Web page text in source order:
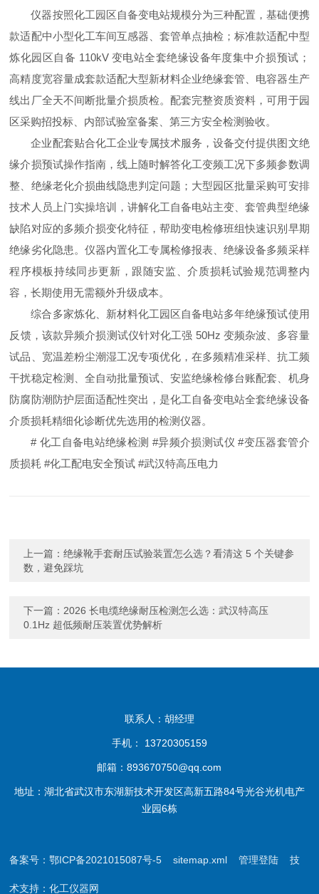
仪器按照化工园区自备变电站规模分为三种配置，基础便携
款适配中小型化工车间互感器、套管单点抽检；标准款适配中型
炼化园区自备 110kV 变电站全套绝缘设备年度集中介损预试；
高精度宽容量成套款适配大型新材料企业绝缘套管、电容器生产
线出厂全天不间断批量介损质检。配套完整资质资料，可用于园
区采购招投标、内部试验室备案、第三方安全检测验收。
企业配套贴合化工企业专属技术服务，设备交付提供图文绝
缘介损预试操作指南，线上随时解答化工变频工况下多频参数调
整、绝缘老化介损曲线隐患判定问题；大型园区批量采购可安排
技术人员上门实操培训，讲解化工自备电站主变、套管典型绝缘
缺陷对应的多频介损变化特征，帮助变电检修班组快速识别早期
绝缘劣化隐患。仪器内置化工专属检修报表、绝缘设备多频采样
程序模板持续同步更新，跟随安监、介质损耗试验规范调整内
容，长期使用无需额外升级成本。
综合多家炼化、新材料化工园区自备电站多年绝缘预试使用
反馈，该款异频介损测试仪针对化工强 50Hz 变频杂波、多容量
试品、宽温差粉尘潮湿工况专项优化，在多频精准采样、抗工频
干扰稳定检测、全自动批量预试、安监绝缘检修台账配套、机身
防腐防潮防护层面适配性突出，是化工自备变电站全套绝缘设备
介质损耗精细化诊断优先选用的检测仪器。
# 化工自备电站绝缘检测 #异频介损测试仪 #变压器套管介
质损耗 #化工配电安全预试 #武汉特高压电力
上一篇：绝缘靴手套耐压试验装置怎么选？看清这 5 个关键参
数，避免踩坑
下一篇： 2026 长电缆绝缘耐压检测怎么选：武汉特高压
0.1Hz 超低频耐压装置优势解析
联系人：胡经理
手机： 13720305159
邮箱：893670750@qq.com
地址：湖北省武汉市东湖新技术开发区高新五路84号光谷光机电产
业园6栋
备案号：鄂ICP备2021015087号-5 sitemap.xml 管理登陆 技
术支持：化工仪器网